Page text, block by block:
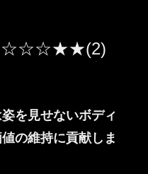
☆☆☆★★(2)
を見せないボディ
の維持に貢献しま